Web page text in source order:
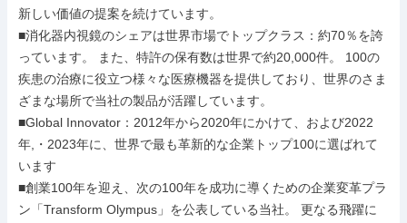
新しい価値の提案を続けています。
■消化器内視鏡のシェアは世界市場でトップクラス：約70％を誇
っています。 また、特許の保有数は世界で約20,000件。 100の
疾患の治療に役立つ様々な医療機器を提供しており、世界のさま
ざまな場所で当社の製品が活躍しています。
■Global Innovator：2012年から2020年にかけて、および2022
年,・2023年に、世界で最も革新的な企業トップ100に選ばれて
います
■創業100年を迎え、次の100年を成功に導くための企業変革プラ
ン「Transform Olympus」を公表している当社。 更なる飛躍に